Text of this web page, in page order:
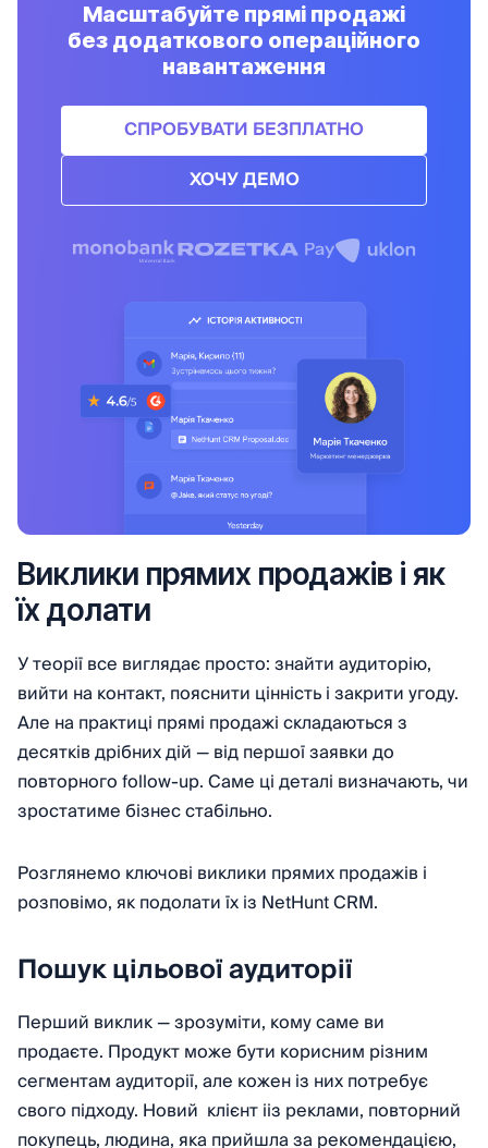
Масштабуйте прямі продажі
без додаткового операційного
навантаження
СПРОБУВАТИ БЕЗПЛАТНО
ХОЧУ ДЕМО
Виклики прямих продажів і як
їх долати
У теорії все виглядає просто: знайти аудиторію,
вийти на контакт, пояснити цінність і закрити угоду.
Але на практиці прямі продажі складаються з
десятків дрібних дій — від першої заявки до
повторного follow-up. Саме ці деталі визначають, чи
зростатиме бізнес стабільно.
Розглянемо ключові виклики прямих продажів і
розповімо, як подолати їх із NetHunt CRM.
Пошук цільової аудиторії
Перший виклик — зрозуміти, кому саме ви
продаєте. Продукт може бути корисним різним
сегментам аудиторії, але кожен із них потребує
свого підходу. Новий клієнт ііз реклами, повторний
покупець, людина, яка прийшла за рекомендацією,